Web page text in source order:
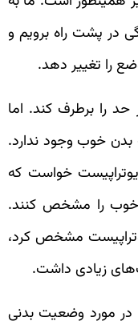
در پشت راه برویم و
را تغییر دهد.
را برطرف کند. اما
خوب وجود ندارد.
در سال ۲۰۱۲ از ۲۹۵ فیزیوتراپیست خواست که
خوب را مشخص کنند.
مشخص کرد،
زیادی داشت.
در مورد وضعیت بدنی